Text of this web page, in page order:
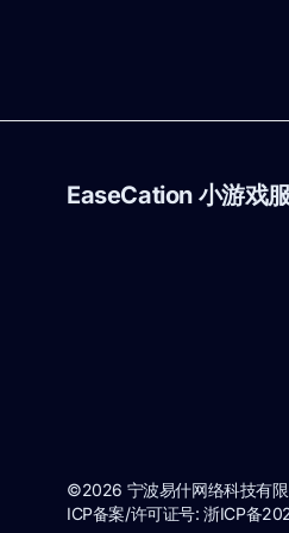
EaseCation 小游戏
©2026 宁波易什网络科技有
ICP备案/许可证号:浙ICP备